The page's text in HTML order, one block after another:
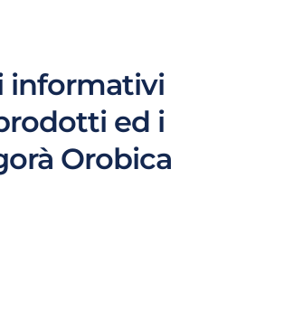
informativi
ed i
Orobica